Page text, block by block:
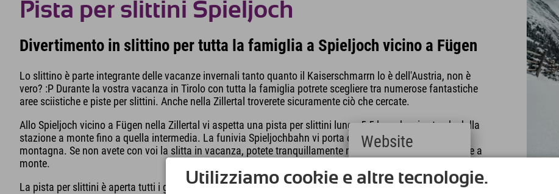
Pista per slittini Spieljoch
Divertimento in slittino per tutta la famiglia a Spieljoch vicino a Fügen
Lo slittino è parte integrante delle vacanze invernali tanto quanto il Kaiserschmarrn lo è dell'Austria, non è
vero? :P Durante la vostra vacanza in Tirolo con tutta la famiglia potrete scegliere tra numerose fantastiche
aree sciistiche e piste per slittini. Anche nella Zillertal troverete sicuramente ciò che cercate.
Allo Spieljoch vicino a Fügen nella Zillertal vi aspetta una pista per slittini lunga 5,5 km, che si estende dalla
stazione a monte fino a quella intermedia. La funivia Spieljochbahn vi porta comodamente in cima alla
montagna. Se non avete con voi la slitta in vacanza, potete tranquillamente noleggiarla presso la stazione a
monte.
La pista per slittini è aperta tutti i giorni dalle 8:30 alle 16:30, a seconda delle condizioni della neve.
Utilizziamo cookie e altre tecnologie.
Website
Deutsch
(German)